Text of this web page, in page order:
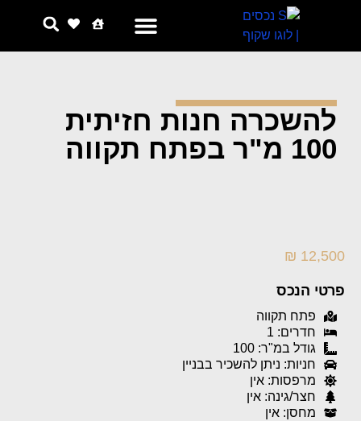
להשכרה חנות חזיתית
100 מ"ר בפתח תקווה
12,500 ₪
פרטי הנכס
פתח תקווה
חדרים: 1
גודל במ"ר: 100
חניות: ניתן להשכיר בבניין
מרפסות: אין
חצר/גינה: אין
מחסן: אין